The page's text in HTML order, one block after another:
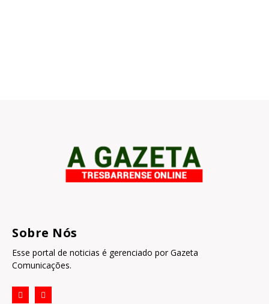
Sobre Nós
Esse portal de noticias é gerenciado por Gazeta
Comunicações.